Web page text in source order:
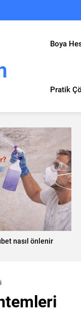
Boya
Pratik
nasıl önlenir